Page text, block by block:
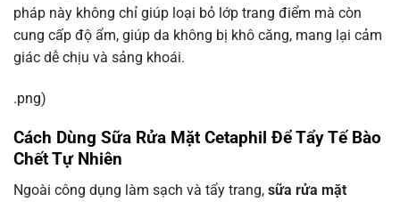
pháp này không chỉ giúp loại bỏ lớp trang điểm mà còn
cung cấp độ ẩm, giúp da không bị khô căng, mang lại cảm
giác dễ chịu và sảng khoái.
.png)
Cách Dùng Sữa Rửa Mặt Cetaphil Để Tẩy Tế Bào
Chết Tự Nhiên
Ngoài công dụng làm sạch và tẩy trang, sữa rửa mặt